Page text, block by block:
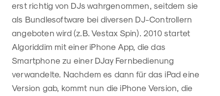
erst richtig von DJs wahrgenommen, seitdem sie
als Bundlesoftware bei diversen DJ-Controllern
angeboten wird (z.B. Vestax Spin). 2010 startet
Algoriddim mit einer iPhone App, die das
Smartphone zu einer DJay Fernbedienung
verwandelte. Nachdem es dann für das iPad eine
Version gab, kommt nun die iPhone Version, die